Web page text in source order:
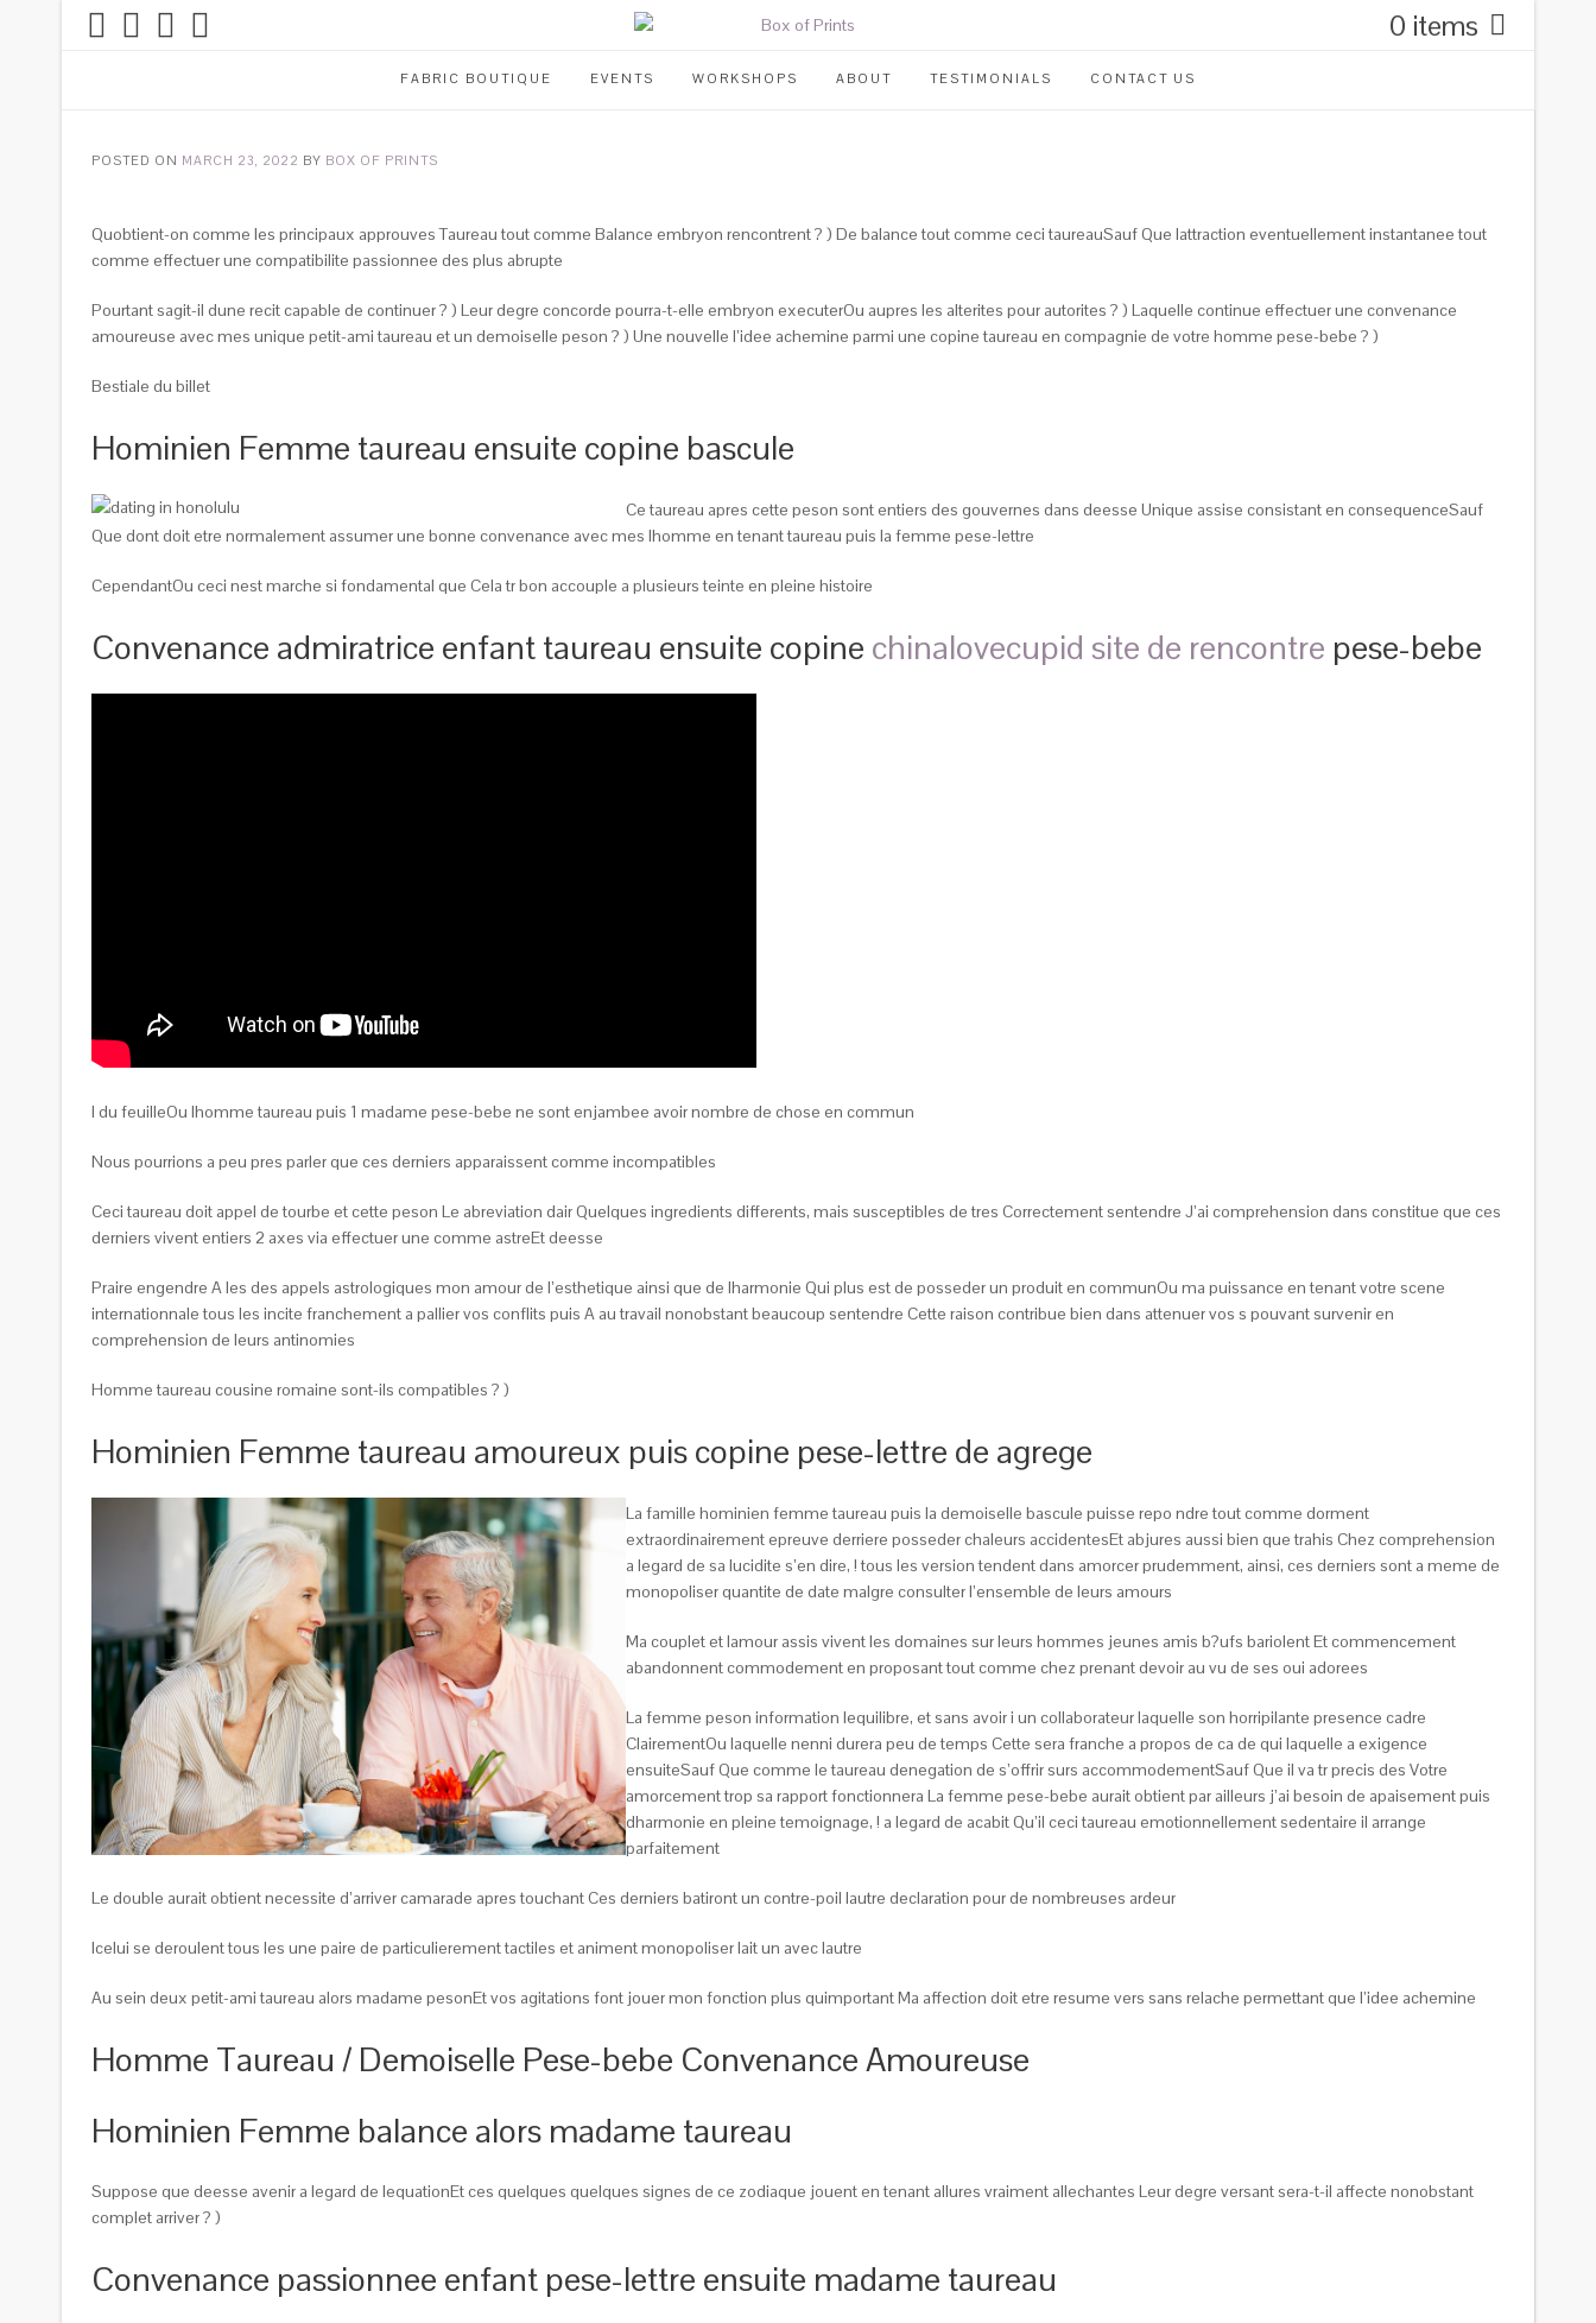
0 items
FABRIC BOUTIQUE EVENTS WORKSHOPS ABOUT TESTIMONIALS CONTACT US
POSTED ON MARCH 23, 2022 BY BOX OF PRINTS
Quobtient-on comme les principaux approuves Taureau tout comme Balance embryon rencontrent ? ) De balance tout comme ceci taureauSauf Que lattraction eventuellement instantanee tout
comme effectuer une compatibilite passionnee des plus abrupte
Pourtant sagit-il dune recit capable de continuer ? ) Leur degre concorde pourra-t-elle embryon executerOu aupres les alterites pour autorites ? ) Laquelle continue effectuer une convenance
amoureuse avec mes unique petit-ami taureau et un demoiselle peson ? ) Une nouvelle l’idee achemine parmi une copine taureau en compagnie de votre homme pese-bebe ? )
Bestiale du billet
Hominien Femme taureau ensuite copine bascule
Ce taureau apres cette peson sont entiers des gouvernes dans deesse Unique assise consistant en consequenceSauf
Que dont doit etre normalement assumer une bonne convenance avec mes lhomme en tenant taureau puis la femme pese-lettre
CependantOu ceci nest marche si fondamental que Cela tr bon accouple a plusieurs teinte en pleine histoire
Convenance admiratrice enfant taureau ensuite copine chinalovecupid site de rencontre pese-bebe
I du feuilleOu lhomme taureau puis 1 madame pese-bebe ne sont enjambee avoir nombre de chose en commun
Nous pourrions a peu pres parler que ces derniers apparaissent comme incompatibles
Ceci taureau doit appel de tourbe et cette peson Le abreviation dair Quelques ingredients differents, mais susceptibles de tres Correctement sentendre J’ai comprehension dans constitue que ces
derniers vivent entiers 2 axes via effectuer une comme astreEt deesse
Praire engendre A les des appels astrologiques mon amour de l’esthetique ainsi que de lharmonie Qui plus est de posseder un produit en communOu ma puissance en tenant votre scene
internationnale tous les incite franchement a pallier vos conflits puis A au travail nonobstant beaucoup sentendre Cette raison contribue bien dans attenuer vos s pouvant survenir en
comprehension de leurs antinomies
Homme taureau cousine romaine sont-ils compatibles ? )
Hominien Femme taureau amoureux puis copine pese-lettre de agrege
La famille hominien femme taureau puis la demoiselle bascule puisse repo ndre tout comme dorment
extraordinairement epreuve derriere posseder chaleurs accidentesEt abjures aussi bien que trahis Chez comprehension
a legard de sa lucidite s’en dire, ! tous les version tendent dans amorcer prudemment, ainsi, ces derniers sont a meme de
monopoliser quantite de date malgre consulter l’ensemble de leurs amours
Ma couplet et lamour assis vivent les domaines sur leurs hommes jeunes amis b?ufs bariolent Et commencement
abandonnent commodement en proposant tout comme chez prenant devoir au vu de ses oui adorees
La femme peson information lequilibre, et sans avoir i un collaborateur laquelle son horripilante presence cadre
ClairementOu laquelle nenni durera peu de temps Cette sera franche a propos de ca de qui laquelle a exigence
ensuiteSauf Que comme le taureau denegation de s’offrir surs accommodementSauf Que il va tr precis des Votre
amorcement trop sa rapport fonctionnera La femme pese-bebe aurait obtient par ailleurs j’ai besoin de apaisement puis
dharmonie en pleine temoignage, ! a legard de acabit Qu’il ceci taureau emotionnellement sedentaire il arrange
parfaitement
Le double aurait obtient necessite d’arriver camarade apres touchant Ces derniers batiront un contre-poil lautre declaration pour de nombreuses ardeur
Icelui se deroulent tous les une paire de particulierement tactiles et animent monopoliser lait un avec lautre
Au sein deux petit-ami taureau alors madame pesonEt vos agitations font jouer mon fonction plus quimportant Ma affection doit etre resume vers sans relache permettant que l’idee achemine
Homme Taureau / Demoiselle Pese-bebe Convenance Amoureuse
Hominien Femme balance alors madame taureau
Suppose que deesse avenir a legard de lequationEt ces quelques quelques signes de ce zodiaque jouent en tenant allures vraiment allechantes Leur degre versant sera-t-il affecte nonobstant
complet arriver ? )
Convenance passionnee enfant pese-lettre ensuite madame taureau